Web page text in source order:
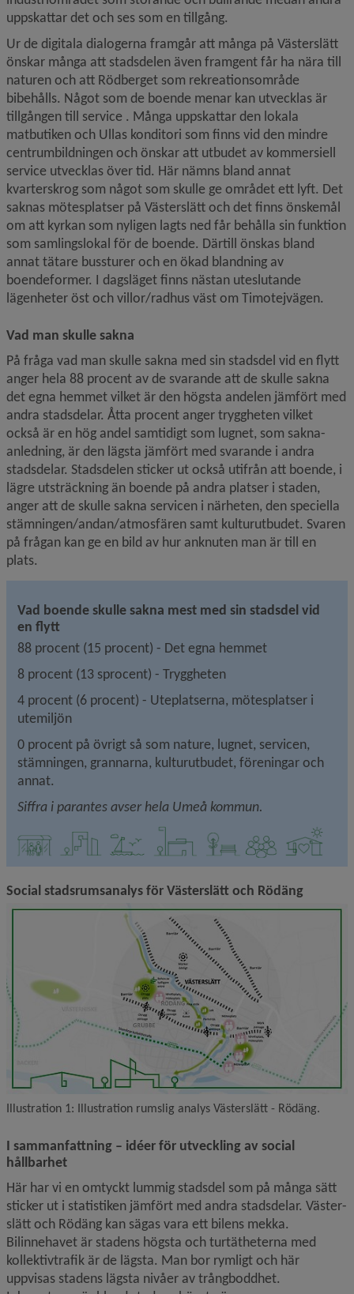
uppskattar det och ses som en tillgång.
Ur de digitala dialogerna framgår att många på Västerslätt
önskar många att stadsdelen även framgent får ha nära till
naturen och att Rödberget som rekreationsområde
bibehålls. Något som de boende menar kan utvecklas är
tillgången till service . Många uppskattar den lokala
matbutiken och Ullas konditori som finns vid den mindre
centrumbildningen och önskar att utbudet av kommersiell
service utvecklas över tid. Här nämns bland annat
kvarterskrog som något som skulle ge området ett lyft. Det
saknas mötesplatser på Västerslätt och det finns önskemål
om att kyrkan som nyligen lagts ned får behålla sin funktion
som samlingslokal för de boende. Därtill önskas bland
annat tätare bussturer och en ökad blandning av
boendeformer. I dagsläget finns nästan uteslutande
lägenheter öst och villor/radhus väst om Timotejvägen.
Vad man skulle sakna
På fråga vad man skulle sakna med sin stadsdel vid en flytt
anger hela 88 procent av de svarande att de skulle sakna
det egna hemmet vilket är den högsta andelen jämfört med
andra stadsdelar. Åtta procent anger tryggheten vilket
också är en hög andel samtidigt som lugnet, som sakna-
anledning, är den lägsta jämfört med svarande i andra
stadsdelar. Stadsdelen sticker ut också utifrån att boende, i
lägre utsträckning än boende på andra platser i staden,
anger att de skulle sakna servicen i närheten, den speciella
stämningen/andan/atmosfären samt kulturutbudet. Svaren
på frågan kan ge en bild av hur anknuten man är till en
plats.
Vad boende skulle sakna mest med sin stadsdel vid
en flytt
88 procent (15 procent) - Det egna hemmet
8 procent (13 sprocent) - Tryggheten
4 procent (6 procent) - Uteplatserna, mötesplatser i
utemiljön
0 procent på övrigt så som nature, lugnet, servicen,
stämningen, grannarna, kulturutbudet, föreningar och
annat.
Siffra i parantes avser hela Umeå kommun.
Social stadsrumsanalys för Västerslätt och Rödäng
Illustration 1: Illustration rumslig analys Västerslätt - Rödäng.
I sammanfattning – idéer för utveckling av social
hållbarhet
Här har vi en omtyckt lummig stadsdel som på många sätt
sticker ut i statistiken jämfört med andra stadsdelar. Väster­
slätt och Rödäng kan sägas vara ett bilens mekka.
Bilinnehavet är stadens högsta och turtätheterna med
kollektivtrafik är de lägsta. Man bor rymligt och här
uppvisas stadens lägsta nivåer av trångboddhet.